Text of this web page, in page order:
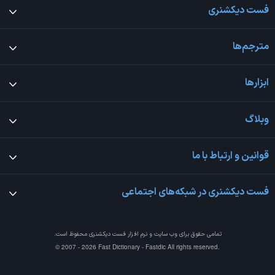
فست دیکشنری
مترجم‌ها
ابزارها
وبلاگ
قوانین و ارتباط با ما
فست دیکشنری در شبکه‌های اجتماعی
تمامی حقوق برای وب سایت و نرم افزارفست دیکشنری محفوظ است.
© 2007 - 2026 Fast Dictionary - Fastdic All rights reserved.